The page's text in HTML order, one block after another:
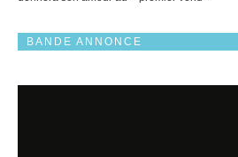
BANDE ANNONCE